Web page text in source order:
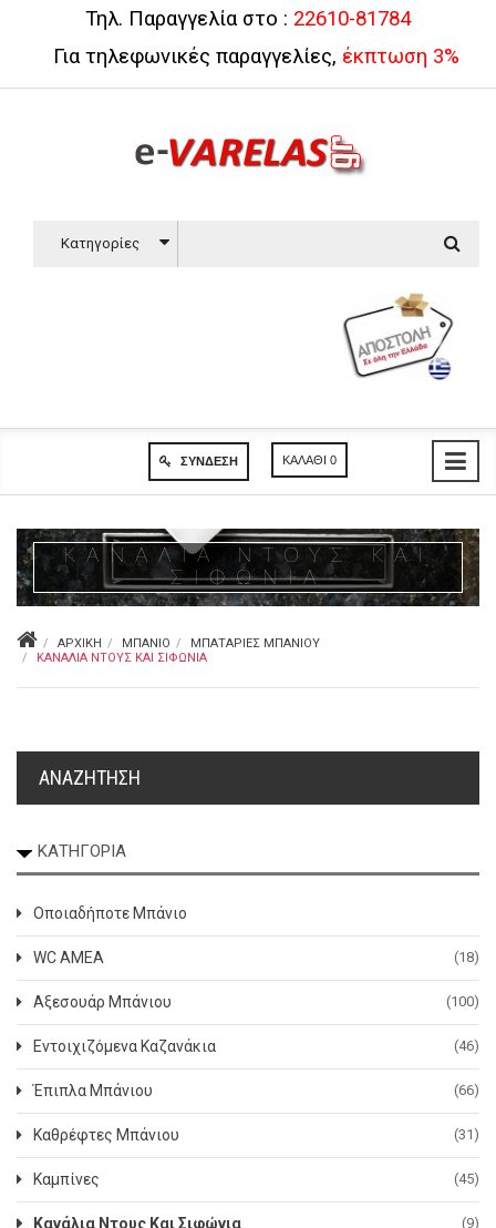
Τηλ. Παραγγελία στο : 22610-81784
Για τηλεφωνικές παραγγελίες, έκπτωση 3%
Κατηγορίες
ΚΑΛΆΘΙ 0
ΣΎΝΔΕΣΗ
ΚΑΝΆΛΙΑ ΝΤΟΥΣ ΚΑΙ
ΣΙΦΏΝΙΑ
ΑΡΧΙΚΉ ΜΠΆΝΙΟ
ΜΠΑΤΑΡΊΕΣ ΜΠΆΝΙΟΥ
ΚΑΝΆΛΙΑ ΝΤΟΥΣ ΚΑΙ ΣΙΦΏΝΙΑ
ΑΝΑΖΉΤΗΣΗ
ΚΑΤΗΓΟΡΊΑ
Οποιαδήποτε Μπάνιο
WC ΑΜΕΑ (18)
Αξεσουάρ Μπάνιου (100)
Εντοιχιζόμενα Καζανάκια (46)
Έπιπλα Μπάνιου (66)
Καθρέφτες Μπάνιου (31)
Καμπίνες (45)
Κανάλια Ντους Και Σιφώνια (9)